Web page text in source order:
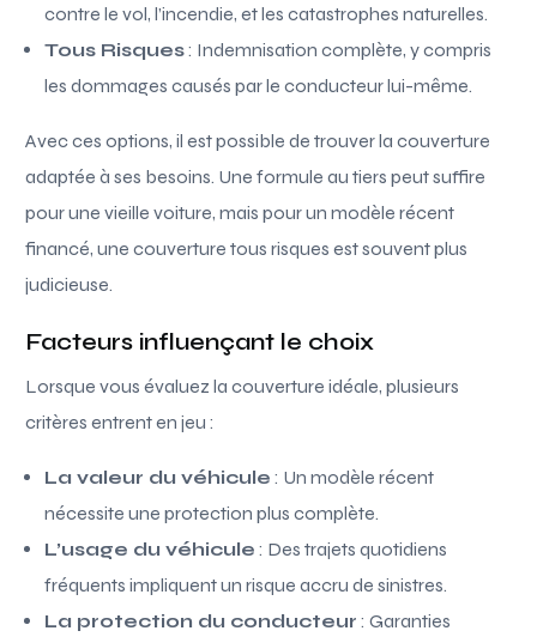
contre le vol, l’incendie, et les catastrophes naturelles.
Tous Risques: Indemnisation complète, y compris
les dommages causés par le conducteur lui-même.
Avec ces options, il est possible de trouver la couverture
adaptée à ses besoins. Une formule au tiers peut suffire
pour une vieille voiture, mais pour un modèle récent
financé, une couverture tous risques est souvent plus
judicieuse.
Facteurs influençant le choix
Lorsque vous évaluez la couverture idéale, plusieurs
critères entrent en jeu :
La valeur du véhicule : Un modèle récent
nécessite une protection plus complète.
L’usage du véhicule : Des trajets quotidiens
fréquents impliquent un risque accru de sinistres.
La protection du conducteur : Garanties